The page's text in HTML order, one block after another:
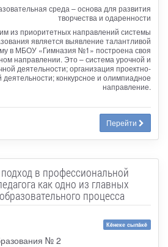
среда – основа для развития
творчества и одаренности
из приоритетных направлений системы
является выявление талантливой
в МБОУ «Гимназия №1» построена своя
направлении. Это – система урочной и
деятельности; организация проектно-
деятельности; конкурсное и олимпиадное
направление.
Перейти
в профессиональной
как одно из главных
процесса
Кĕнеке сыпăкĕ
№ 2